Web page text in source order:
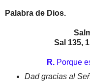
Palabra de Dios.
Sal 135,
R. Porque
Dad gracias al